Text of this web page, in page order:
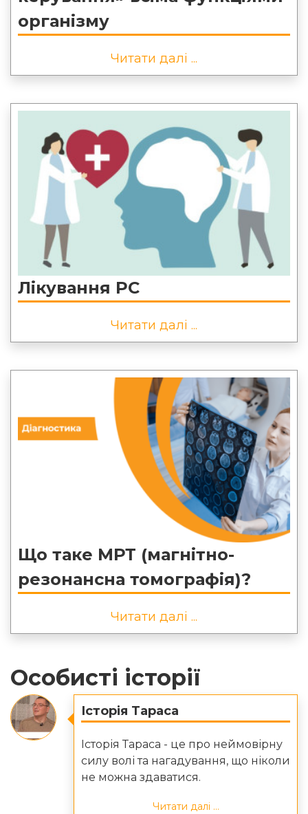
організму
Читати далі ...
Лікування РС
Читати далі ...
Що таке МРТ (магнітно-
резонансна томографія)?
Читати далі ...
Особисті історії
Історія Тараса
Історія Тараса - це про неймовірну
силу волі та нагадування, що ніколи
не можна здаватися.
Читати далі ...